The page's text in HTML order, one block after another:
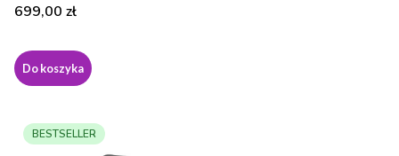
Cena
699,00 zł
Do koszyka
BESTSELLER